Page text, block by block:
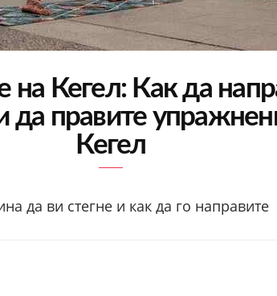
на Кегел: Как да
да правите
Кегел
да ви стегне и как да го направите